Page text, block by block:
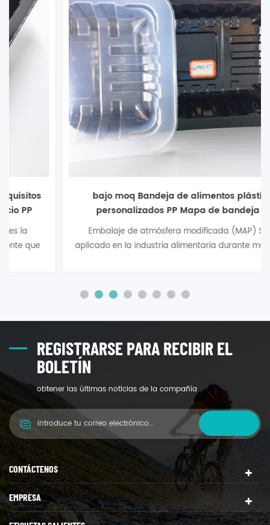
bajo moq Bandeja de alimentos plásticos
personalizados PP Mapa de bandeja de
embalaje para pollo
Embalaje de atmósfera modificada (MAP) Se ha
aplicado en la industria alimentaria durante más de 90
REGISTRARSE PARA RECIBIR EL
BOLETÍN
obtener las últimas noticias de la compañía
CONTÁCTENOS
EMPRESA